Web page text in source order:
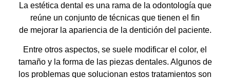
La estética dental es una rama de la odontología que
reúne un conjunto de técnicas que tienen el fin
de mejorar la apariencia de la dentición del paciente.
Entre otros aspectos, se suele modificar el color, el
tamaño y la forma de las piezas dentales. Algunos de
los problemas que solucionan estos tratamientos son